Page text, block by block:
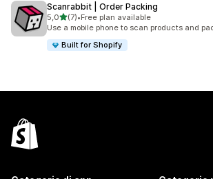
Scanrabbit | Order Packing
5,0stelle su 5
(7)
7 recensioni totali
•Free plan available
Use a mobile phone to scan products and
Built for Shopify